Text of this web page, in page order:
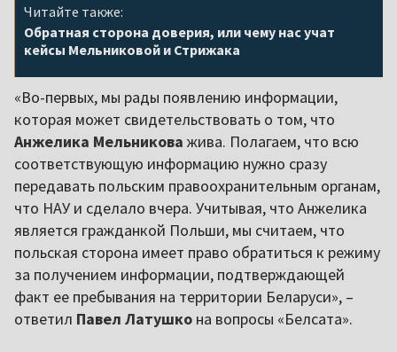
Читайте также:
Обратная сторона доверия, или чему нас учат
кейсы Мельниковой и Стрижака
«Во-первых, мы рады появлению информации,
которая может свидетельствовать о том, что
Анжелика Мельникова жива. Полагаем, что всю
соответствующую информацию нужно сразу
передавать польским правоохранительным органам,
что НАУ и сделало вчера. Учитывая, что Анжелика
является гражданкой Польши, мы считаем, что
польская сторона имеет право обратиться к режиму
за получением информации, подтверждающей
факт ее пребывания на территории Беларуси», –
ответил Павел Латушко на вопросы «Белсата».